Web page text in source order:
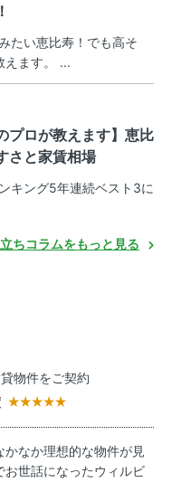
たい恵比寿！でも高そ
えます。 ...
プロが教えます】恵比
さと家賃相場
キング5年連続ベスト3に
ちコラムをもっと見る
物件をご契約
なか理想的な物件が見
世話になったウィルビ